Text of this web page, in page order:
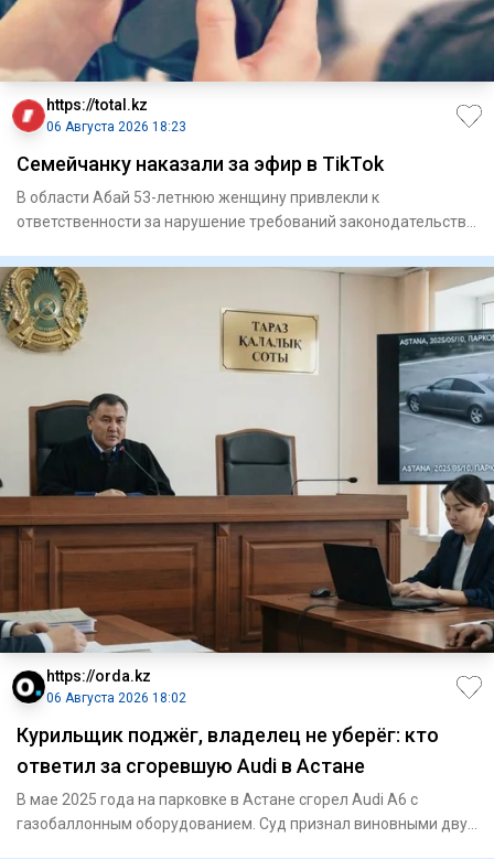
https://total.kz
06 Августа 2026 18:23
Семейчанку наказали за эфир в TikTok
В области Абай 53-летнюю женщину привлекли к
ответственности за нарушение требований законодательства
https://orda.kz
06 Августа 2026 18:02
Курильщик поджёг, владелец не уберёг: кто
ответил за сгоревшую Audi в Астане
В мае 2025 года на парковке в Астане сгорел Audi A6 с
газобаллонным оборудованием. Суд признал виновными двух